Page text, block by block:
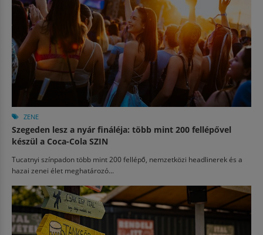
ZENE
Szegeden lesz a nyár fináléja: több mint 200 fellépővel
készül a Coca-Cola SZIN
Tucatnyi színpadon több mint 200 fellépő, nemzetközi headlinerek és a
hazai zenei élet meghatározó...